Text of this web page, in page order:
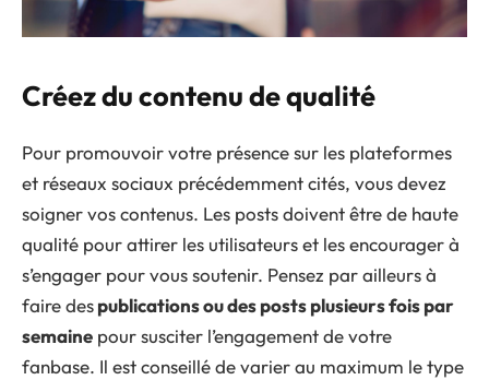
Créez du contenu de qualité
Pour promouvoir votre présence sur les plateformes
et réseaux sociaux précédemment cités, vous devez
soigner vos contenus. Les posts doivent être de haute
qualité pour attirer les utilisateurs et les encourager à
s’engager pour vous soutenir. Pensez par ailleurs à
faire despublications ou des posts plusieurs fois par
semaine pour susciter l’engagement de votre
fanbase. Il est conseillé de varier au maximum le type